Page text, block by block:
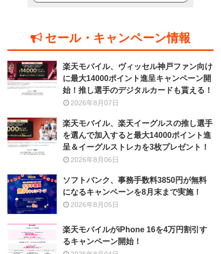
セール・キャンペーン情報
楽天モバイル、ヴィッセル神戸ファン向け
に最大14000ポイント進呈キャンペーン開
始！推し選手のデジタルカードも貰える！
2026年8月07日
楽天モバイル、楽天イーグルスの推し選手
を選んで加入すると最大14000ポイント進
呈＆イーグルストレカを3枚プレゼント！
2026年8月06日
ソフトバンク、事務手数料3850円が無料
になるキャンペーンを8月末まで実施！
2026年8月05日
楽天モバイルがiPhone 16を4万円割引す
るキャンペーン開始！